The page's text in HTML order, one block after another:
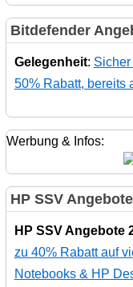
Bitdefender
Gelegenheit:
50% Rabatt, bereits
Werbung & Infos:
HP SSV
HP SSV Angebote
zu 40% Rabatt auf
Notebooks & HP